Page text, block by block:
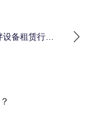
备租赁行情